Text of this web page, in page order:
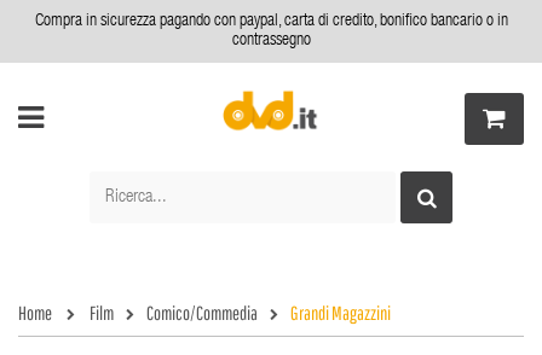
Compra in sicurezza pagando con paypal, carta di credito, bonifico bancario o in
contrassegno
Home Film Comico/Commedia Grandi Magazzini